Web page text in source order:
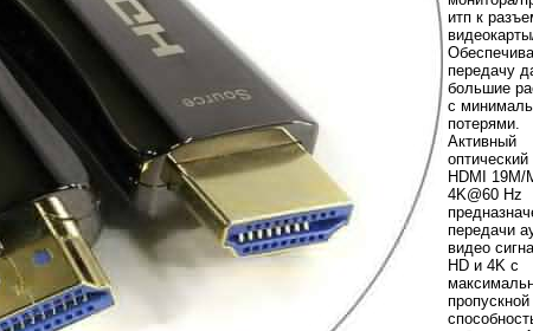
итп к
передачу
большие
с
потерями.
Активный
HDMI 19M/
4K@60 Hz
передачи
видео
HD и 4K с
пропускной